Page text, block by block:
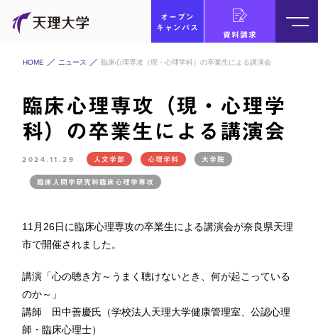
オープン
キャンパス
資料請求
HOME ニュース 臨床心理専攻（現・心理学科）の卒業生による講演会
臨床心理専攻（現・心理学
科）の卒業生による講演会
2024.11.29 人文学部 心理学科 大学院
臨床人間学研究科臨床心理学専攻
11月26日に臨床心理専攻の卒業生による講演会が奈良県天理
市で開催されました。
講演「心の聴き方～うまく聴けないとき、何が起こっている
のか～」
講師 田中善慶氏（学校法人天理大学健康管理室、公認心理
師・臨床心理士）